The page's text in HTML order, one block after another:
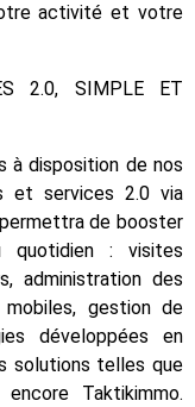
activité et votre
2.0, SIMPLE ET
à disposition de nos
et services 2.0 via
de booster
quotidien : visites
administration des
gestion de
développées en
solutions telles que
Taktikimmo.